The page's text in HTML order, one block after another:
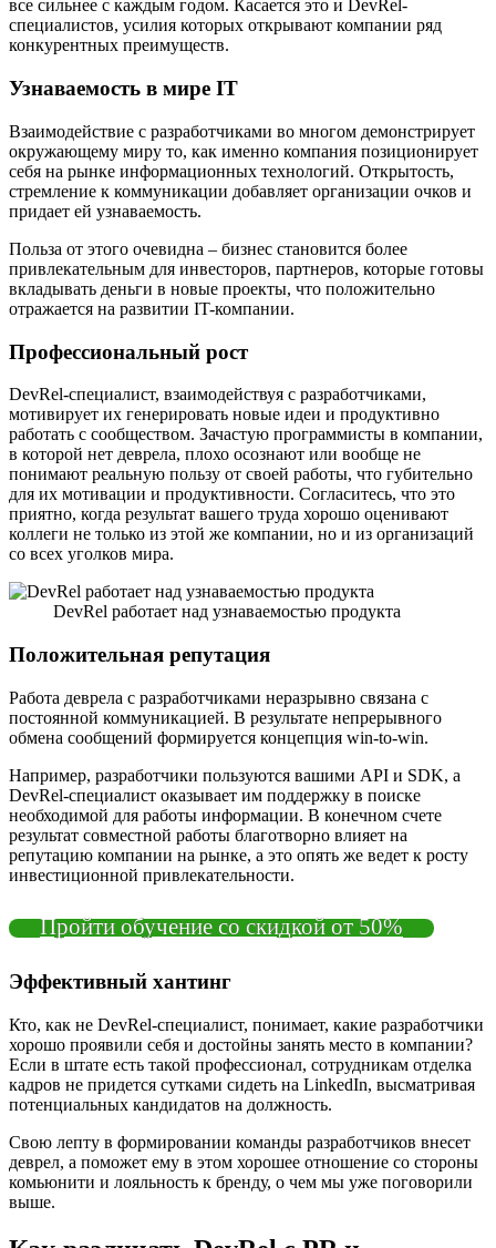
все сильнее с каждым годом. Касается это и DevRel-
специалистов, усилия которых открывают компании ряд
конкурентных преимуществ.
Узнаваемость в мире IT
Взаимодействие с разработчиками во многом демонстрирует
окружающему миру то, как именно компания позиционирует
себя на рынке информационных технологий. Открытость,
стремление к коммуникации добавляет организации очков и
придает ей узнаваемость.
Польза от этого очевидна – бизнес становится более
привлекательным для инвесторов, партнеров, которые готовы
вкладывать деньги в новые проекты, что положительно
отражается на развитии IT-компании.
Профессиональный рост
DevRel-специалист, взаимодействуя с разработчиками,
мотивирует их генерировать новые идеи и продуктивно
работать с сообществом. Зачастую программисты в компании,
в которой нет деврела, плохо осознают или вообще не
понимают реальную пользу от своей работы, что губительно
для их мотивации и продуктивности. Согласитесь, что это
приятно, когда результат вашего труда хорошо оценивают
коллеги не только из этой же компании, но и из организаций
со всех уголков мира.
DevRel работает над узнаваемостью продукта
Положительная репутация
Работа деврела с разработчиками неразрывно связана с
постоянной коммуникацией. В результате непрерывного
обмена сообщений формируется концепция win-to-win.
Например, разработчики пользуются вашими API и SDK, а
DevRel-специалист оказывает им поддержку в поиске
необходимой для работы информации. В конечном счете
результат совместной работы благотворно влияет на
репутацию компании на рынке, а это опять же ведет к росту
инвестиционной привлекательности.
Пройти обучение со скидкой от 50%
Эффективный хантинг
Кто, как не DevRel-специалист, понимает, какие разработчики
хорошо проявили себя и достойны занять место в компании?
Если в штате есть такой профессионал, сотрудникам отделка
кадров не придется сутками сидеть на LinkedIn, высматривая
потенциальных кандидатов на должность.
Свою лепту в формировании команды разработчиков внесет
деврел, а поможет ему в этом хорошее отношение со стороны
комьюнити и лояльность к бренду, о чем мы уже поговорили
выше.